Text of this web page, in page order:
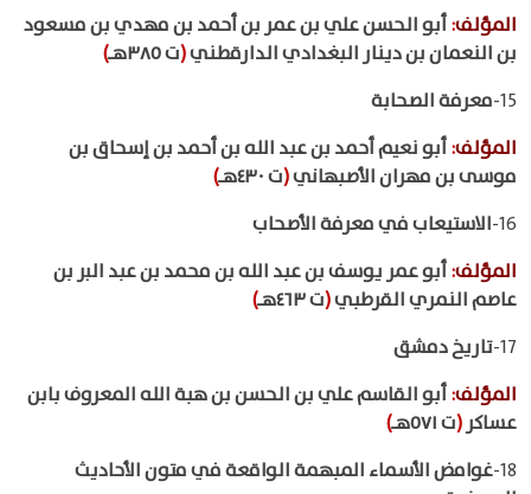
المؤلف:أبو الحسن علي بن عمر بن أحمد بن مهدي بن مسعود
بن النعمان بن دينار البغدادي الدارقطني(ت ٣٨٥هـ
)
15- معرفة الصحابة
المؤلف:أبو نعيم أحمد بن عبد الله بن أحمد بن إسحاق بن
موسى بن مهران الأصبهاني(ت ٤٣٠هـ
)
16- الاستيعاب في معرفة الأصحاب
المؤلف:أبو عمر يوسف بن عبد الله بن محمد بن عبد البر بن
عاصم النمري القرطبي(ت ٤٦٣هـ
)
17- تاريخ دمشق
المؤلف:أبو القاسم علي بن الحسن بن هبة الله المعروف بابن
عساكر(ت ٥٧١هـ
)
18- غوامض الأسماء المبهمة الواقعة في متون الأحاديث